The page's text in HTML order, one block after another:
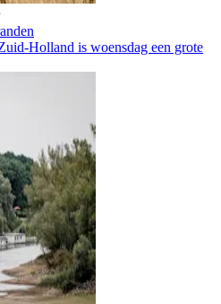
Holland is woensdag een grote